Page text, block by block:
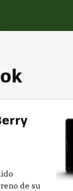
de su